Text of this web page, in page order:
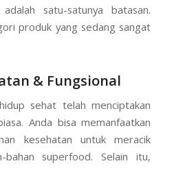
satu-satunya batasan.
produk yang sedang sangat
& Fungsional
sehat telah menciptakan
Anda bisa memanfaatkan
kesehatan untuk meracik
bahan superfood. Selain itu,